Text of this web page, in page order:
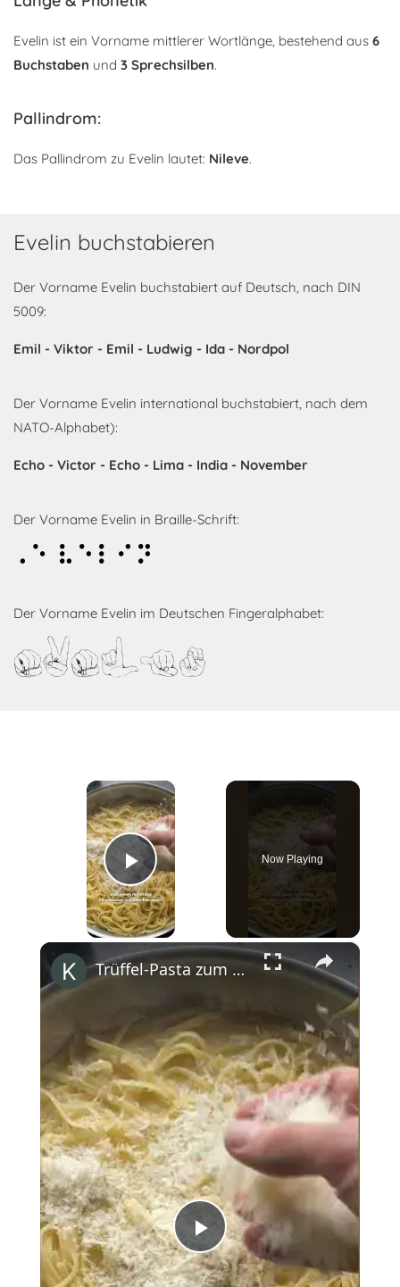
Evelin ist ein Vorname mittlerer Wortlänge, bestehend aus 6
Buchstaben und 3 Sprechsilben.
Pallindrom:
Das Pallindrom zu Evelin lautet: Nileve.
Evelin buchstabieren
Der Vorname Evelin buchstabiert auf Deutsch, nach DIN
5009:
Emil - Viktor - Emil - Ludwig - Ida - Nordpol
Der Vorname Evelin international buchstabiert, nach dem
NATO-Alphabet):
Echo - Victor - Echo - Lima - India - November
Der Vorname Evelin in Braille-Schrift:
Evelin
Der Vorname Evelin im Deutschen Fingeralphabet:
Evelin
×
Play Video
Now Playing
×
Play
Trüffel-Pasta zum Valentinstag 💕 #shorts